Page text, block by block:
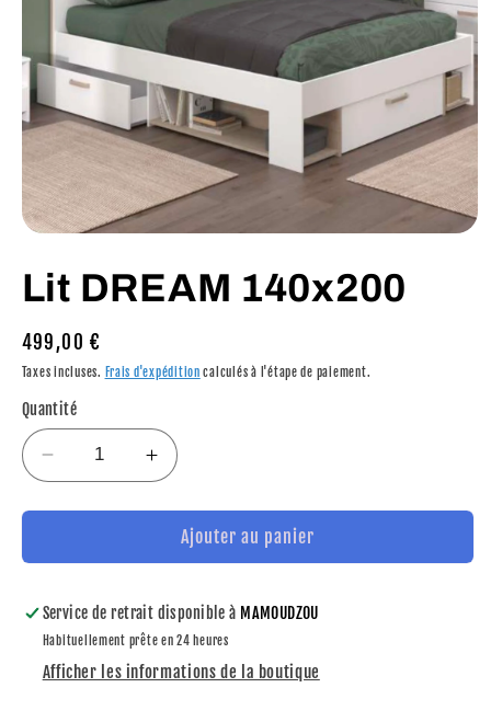
média
dans
fenêtre
modale
Lit DREAM 140x200
Prix
habituel
499,00 €
Taxes incluses. Frais d'expédition calculés à l'étape de paiement.
Quantité
Réduire
la
quantité
Lit
140x200
Augmenter
la
quantité
Lit
140x200
Ajouter au panier
Service de retrait disponible à MAMOUDZOU
Habituellement prête en 24 heures
Afficher les informations de la boutique